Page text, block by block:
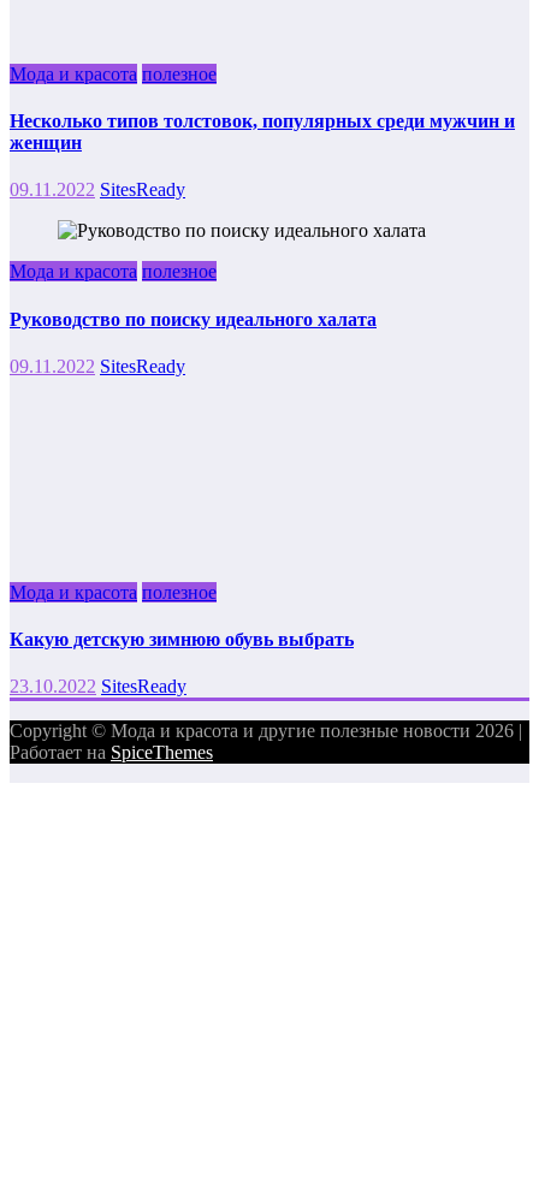
Мода и красота полезное
Несколько типов толстовок, популярных среди мужчин и
женщин
09.11.2022 SitesReady
Мода и красота полезное
Руководство по поиску идеального халата
09.11.2022 SitesReady
Мода и красота полезное
Какую детскую зимнюю обувь выбрать
23.10.2022 SitesReady
Copyright © Мода и красота и другие полезные новости 2026 |
Работает на SpiceThemes